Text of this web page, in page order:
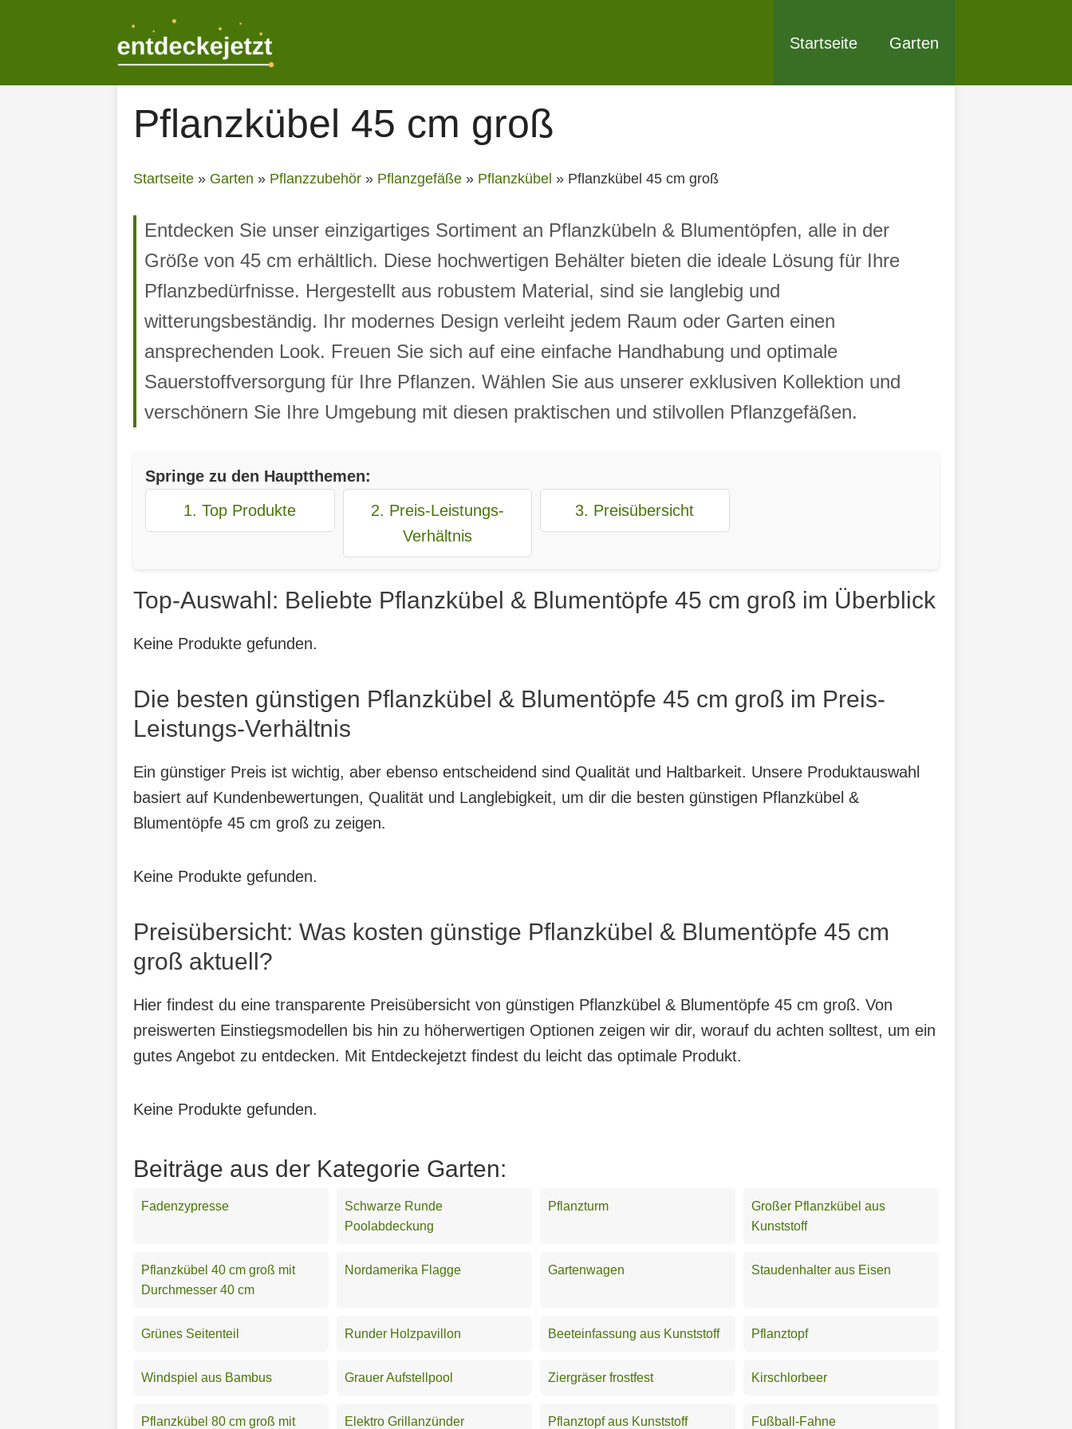
Startseite Garten
Pflanzkübel 45 cm groß
Startseite » Garten » Pflanzzubehör » Pflanzgefäße » Pflanzkübel » Pflanzkübel 45 cm groß
Entdecken Sie unser einzigartiges Sortiment an Pflanzkübeln & Blumentöpfen, alle in der
Größe von 45 cm erhältlich. Diese hochwertigen Behälter bieten die ideale Lösung für Ihre
Pflanzbedürfnisse. Hergestellt aus robustem Material, sind sie langlebig und
witterungsbeständig. Ihr modernes Design verleiht jedem Raum oder Garten einen
ansprechenden Look. Freuen Sie sich auf eine einfache Handhabung und optimale
Sauerstoffversorgung für Ihre Pflanzen. Wählen Sie aus unserer exklusiven Kollektion und
verschönern Sie Ihre Umgebung mit diesen praktischen und stilvollen Pflanzgefäßen.
Springe zu den Hauptthemen:
1. Top Produkte
2. Preis-Leistungs-
Verhältnis
3. Preisübersicht
Top-Auswahl: Beliebte Pflanzkübel & Blumentöpfe 45 cm groß im Überblick
Keine Produkte gefunden.
Die besten günstigen Pflanzkübel & Blumentöpfe 45 cm groß im Preis-
Leistungs-Verhältnis
Ein günstiger Preis ist wichtig, aber ebenso entscheidend sind Qualität und Haltbarkeit. Unsere Produktauswahl
basiert auf Kundenbewertungen, Qualität und Langlebigkeit, um dir die besten günstigen Pflanzkübel &
Blumentöpfe 45 cm groß zu zeigen.
Keine Produkte gefunden.
Preisübersicht: Was kosten günstige Pflanzkübel & Blumentöpfe 45 cm
groß aktuell?
Hier findest du eine transparente Preisübersicht von günstigen Pflanzkübel & Blumentöpfe 45 cm groß. Von
preiswerten Einstiegsmodellen bis hin zu höherwertigen Optionen zeigen wir dir, worauf du achten solltest, um ein
gutes Angebot zu entdecken. Mit Entdeckejetzt findest du leicht das optimale Produkt.
Keine Produkte gefunden.
Beiträge aus der Kategorie Garten:
Fadenzypresse
Schwarze Runde
Poolabdeckung
Pflanzturm
Großer Pflanzkübel aus
Kunststoff
Pflanzkübel 40 cm groß mit
Durchmesser 40 cm
Nordamerika Flagge Gartenwagen Staudenhalter aus Eisen
Grünes Seitenteil Runder Holzpavillon Beeteinfassung aus Kunststoff Pflanztopf
Windspiel aus Bambus Grauer Aufstellpool Ziergräser frostfest Kirschlorbeer
Pflanzkübel 80 cm groß mit Elektro Grillanzünder Pflanztopf aus Kunststoff Fußball-Fahne